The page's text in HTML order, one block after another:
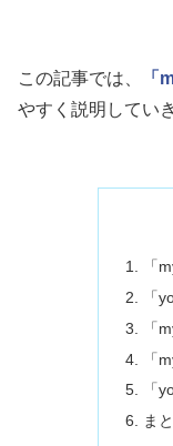
この記事では、 「
やすく説明してい
「
「
「
「
「
ま